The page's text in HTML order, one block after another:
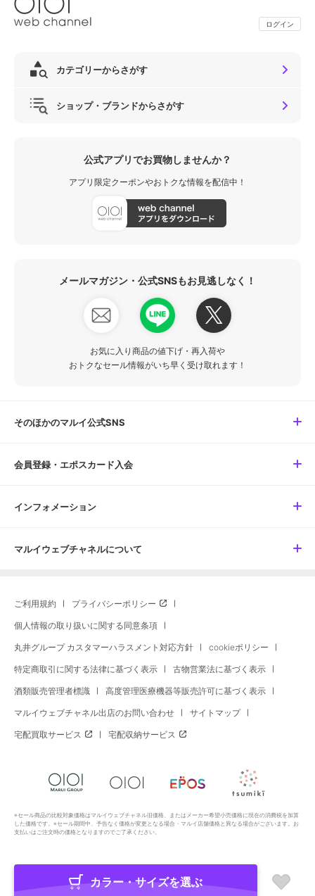
ログイン
カテゴリーからさがす
ショップ・ブランドからさがす
公式アプリでお買物しませんか？
アプリ限定クーポンやおトクな情報を配信中！
メールマガジン・公式SNSもお見逃しなく！
お気に入り商品の値下げ・再入荷や
おトクなセール情報がいち早く受け取れます！
そのほかのマルイ公式SNS
会員登録・エポスカード入会
インフォメーション
マルイウェブチャネルについて
ご利用規約 プライバシーポリシー
個人情報の取り扱いに関する同意条項
丸井グループ カスタマーハラスメント対応方針 cookieポリシー
特定商取引に関する法律に基づく表示 古物営業法に基づく表示
酒類販売管理者標識 高度管理医療機器等販売許可に基づく表示
マルイウェブチャネル出店のお問い合わせ サイトマップ
宅配買取サービス 宅配収納サービス
※セール商品の比較対象価格はマルイウェブチャネル旧価格、またはメーカー希望小売価格に現在の消費税を加算
した価格です。※セール期間中、予告なく価格が変更となる場合・マルイ店舗価格と異なる場合がございます。お
支払いはご注文時の価格となりますのでご了承ください。
Copyright All Rights Reserved. MARUI Co., Ltd
カラー・サイズを選ぶ